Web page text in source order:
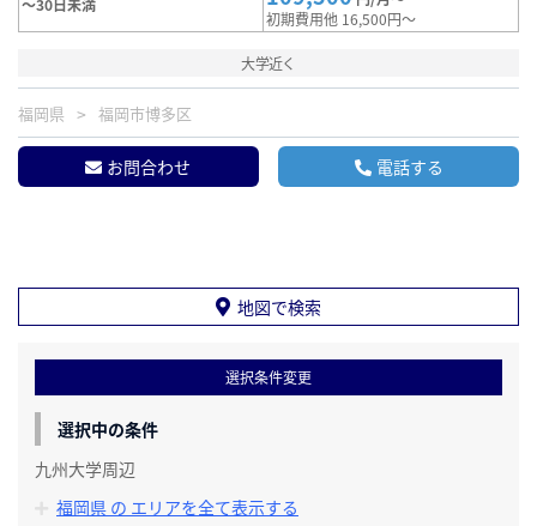
初期費用他 16,500円～
大学近く
福岡県 福岡市博多区
お問合わせ 電話する
地図で検索
選択条件変更
選択中の条件
九州大学周辺
福岡県 の エリアを全て表示する